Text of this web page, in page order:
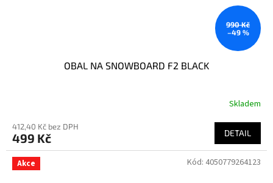
990 Kč
–49 %
OBAL NA SNOWBOARD F2 BLACK
Skladem
412,40 Kč bez DPH
499 Kč DETAIL
Akce Kód: 4050779264123